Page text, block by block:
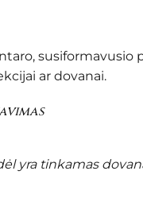
ar dovanai.
yra tinkamas